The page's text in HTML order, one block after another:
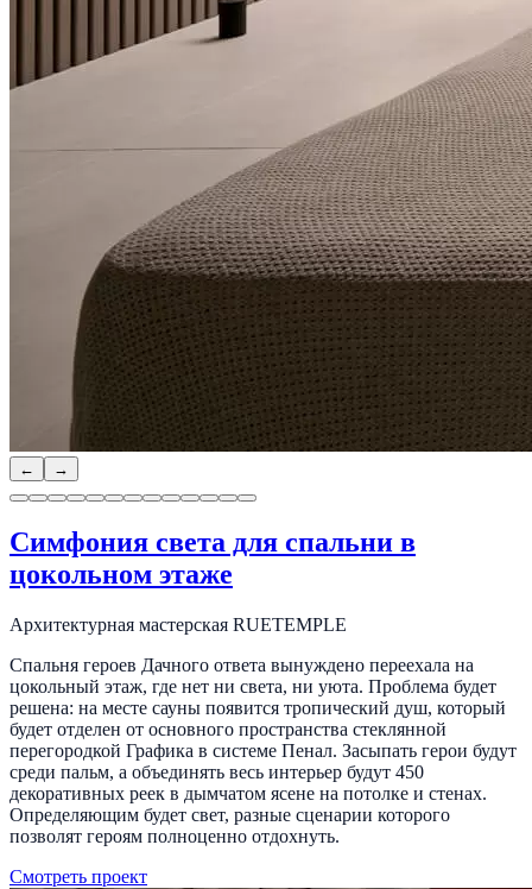
← →
Симфония света для спальни в
цокольном этаже
Архитектурная мастерская RUETEMPLE
Спальня героев Дачного ответа вынуждено переехала на
цокольный этаж, где нет ни света, ни уюта. Проблема будет
решена: на месте сауны появится тропический душ, который
будет отделен от основного пространства стеклянной
перегородкой Графика в системе Пенал. Засыпать герои будут
среди пальм, а объединять весь интерьер будут 450
декоративных реек в дымчатом ясене на потолке и стенах.
Определяющим будет свет, разные сценарии которого
позволят героям полноценно отдохнуть.
Смотреть проект